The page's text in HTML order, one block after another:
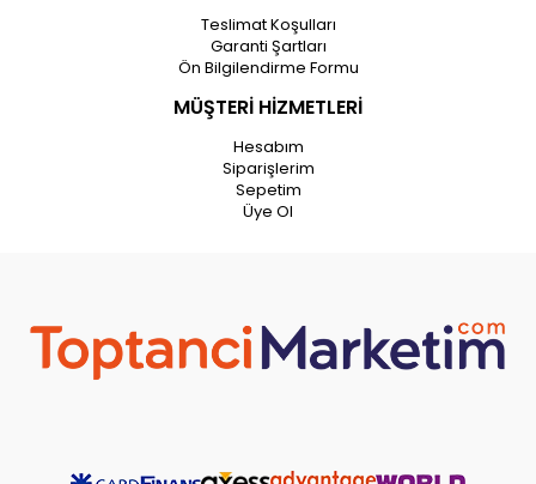
Teslimat Koşulları
Garanti Şartları
Ön Bilgilendirme Formu
MÜŞTERİ HİZMETLERİ
Hesabım
Siparişlerim
Sepetim
Üye Ol